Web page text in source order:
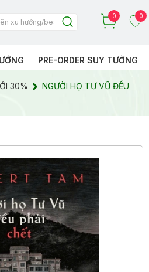
0 0
PRE-ORDER SUY TƯỞNG
30%
NGƯỜI HỌ TƯ VŨ ĐỀU